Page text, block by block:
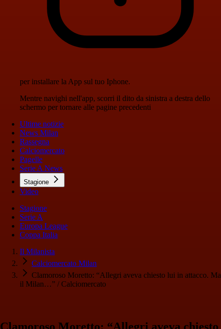
per installare la App sul tuo Iphone.
Mentre navighi nell'app, scorri il dito da sinistra a destra dello
schermo per tornare alle pagine precedenti
Ultime notizie
News Milan
Rassegna
Calciomercato
Pagelle
Serie A News
Stagione
Video
Stagione
Serie A
Europa League
Coppa Italia
Il Milanista
Calciomercato Milan
Clamoroso Moretto: “Allegri aveva chiesto lui in attacco. Ma
il Milan…” / Calciomercato